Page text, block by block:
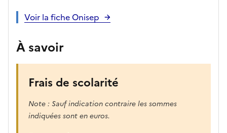
Voir la fiche Onisep
À savoir
Frais de scolarité
Note : Sauf indication contraire les sommes
indiquées sont en euros.